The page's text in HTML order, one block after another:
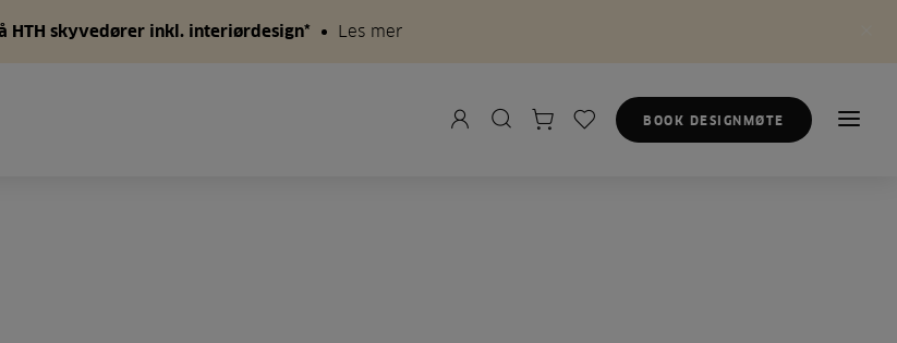
HTH skyvedører inkl. interiørdesign* Les mer
BOOK DESIGNMØTE